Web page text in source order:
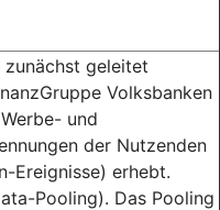
geleitet
Volksbanken
und
der Nutzenden
Ereignisse) erhebt.
Pooling). Das Pooling